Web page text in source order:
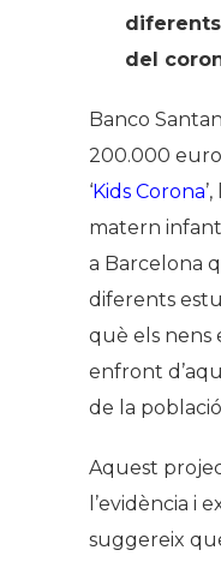
del
Banco
200.000
‘Kids Corona
matern
a Barcelona
diferents
què els nens
enfront
de la
Aquest
l’evidència i
suggereix